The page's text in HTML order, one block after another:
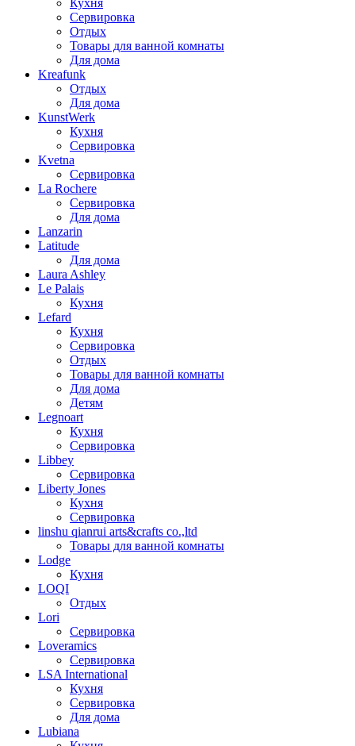
Кухня
Сервировка
Отдых
Товары для ванной комнаты
Для дома
Kreafunk
Отдых
Для дома
KunstWerk
Кухня
Сервировка
Kvetna
Сервировка
La Rochere
Сервировка
Для дома
Lanzarin
Latitude
Для дома
Laura Ashley
Le Palais
Кухня
Lefard
Кухня
Сервировка
Отдых
Товары для ванной комнаты
Для дома
Детям
Legnoart
Кухня
Сервировка
Libbey
Сервировка
Liberty Jones
Кухня
Сервировка
linshu qianrui arts&crafts co.,ltd
Товары для ванной комнаты
Lodge
Кухня
LOQI
Отдых
Lori
Сервировка
Loveramics
Сервировка
LSA International
Кухня
Сервировка
Для дома
Lubiana